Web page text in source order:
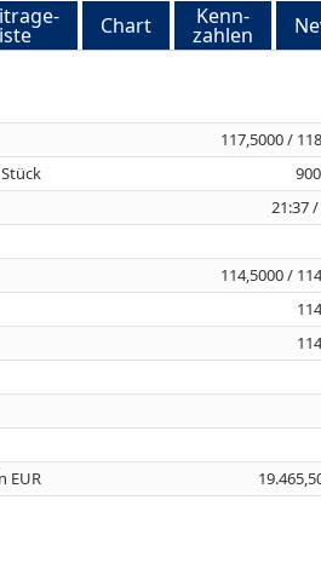
Chart Kenn-
zahlen
117,5000 /
21:37
114,5000 /
EUR